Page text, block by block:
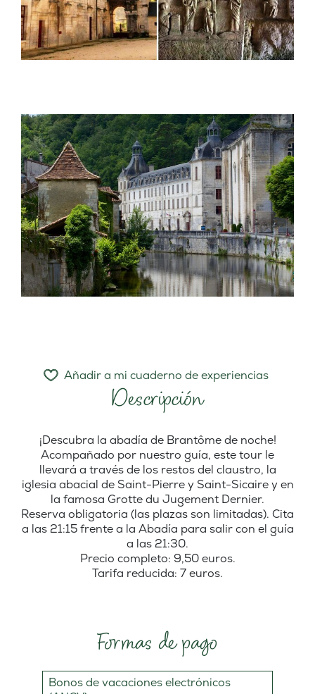
Descripción
Añadir a mi cuaderno de experiencias
¡Descubra la abadía de Brantôme de noche!
Acompañado por nuestro guía, este tour le
llevará a través de los restos del claustro, la
iglesia abacial de Saint-Pierre y Saint-Sicaire y en
la famosa Grotte du Jugement Dernier.
Reserva obligatoria (las plazas son limitadas). Cita
a las 21:15 frente a la Abadía para salir con el guía
a las 21:30.
Precio completo: 9,50 euros.
Tarifa reducida: 7 euros.
Formas de pago
Bonos de vacaciones electrónicos